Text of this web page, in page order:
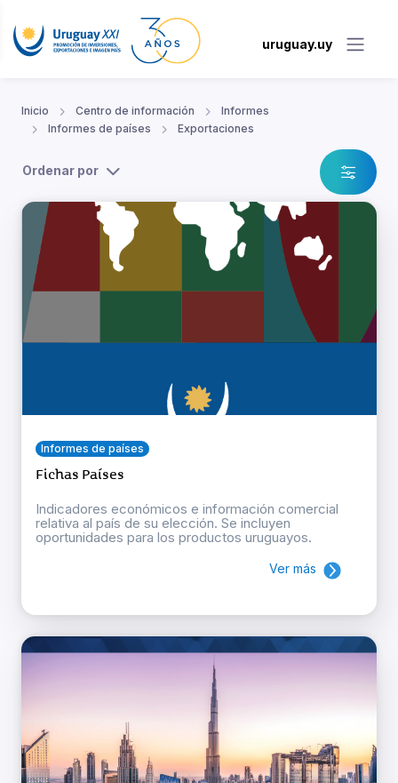
uruguay.uy
Inicio Centro de información
Informes
Informes de países
Exportaciones
Ordenar por
Informes de países
Fichas Países
Indicadores económicos e información comercial
relativa al país de su elección. Se incluyen
oportunidades para los productos uruguayos.
Ver más